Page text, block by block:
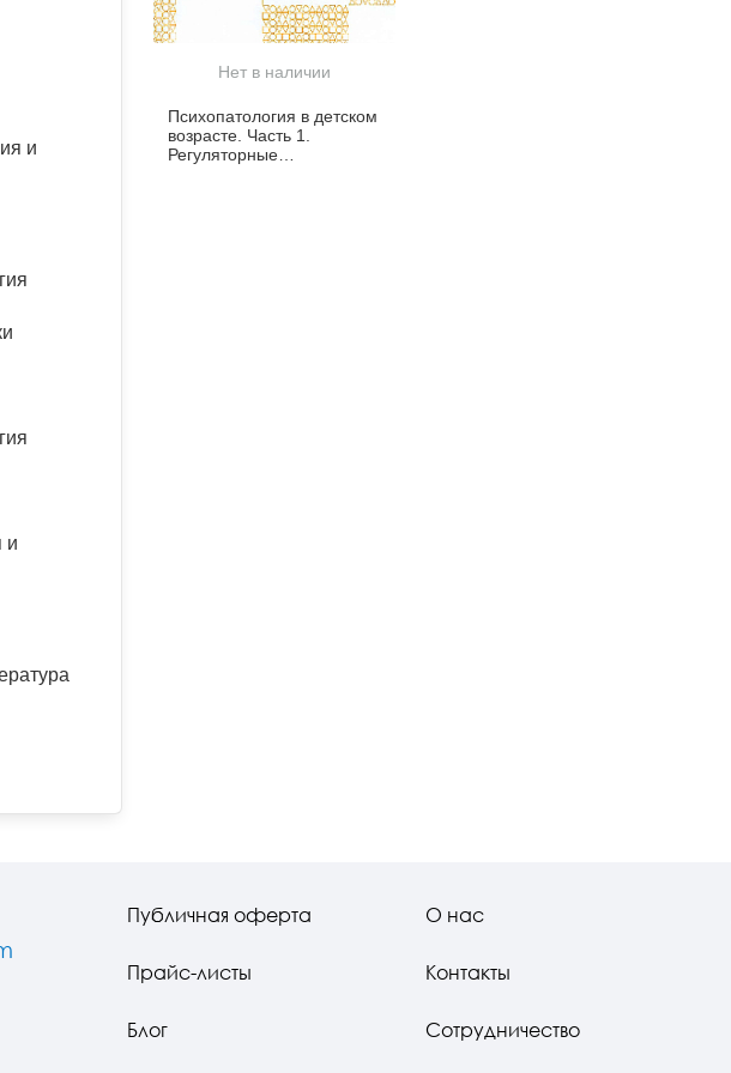
и
и
Нет в наличии
Психопатология в детском
возрасте. Часть 1.
Регуляторные
Публичная оферта
Прайс-листы
Блог
О нас
Контакты
Сотрудничество